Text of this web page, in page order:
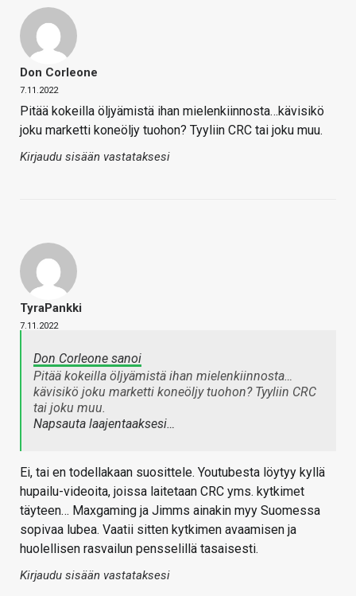
Don Corleone
7.11.2022
Pitää kokeilla öljyämistä ihan mielenkiinnosta…kävisikö
joku marketti koneöljy tuohon? Tyyliin CRC tai joku muu.
Kirjaudu sisään vastataksesi
TyraPankki
7.11.2022
Don Corleone sanoi
Pitää kokeilla öljyämistä ihan mielenkiinnosta…
kävisikö joku marketti koneöljy tuohon? Tyyliin CRC
tai joku muu.
Napsauta laajentaaksesi…
Ei, tai en todellakaan suosittele. Youtubesta löytyy kyllä
hupailu-videoita, joissa laitetaan CRC yms. kytkimet
täyteen… Maxgaming ja Jimms ainakin myy Suomessa
sopivaa lubea. Vaatii sitten kytkimen avaamisen ja
huolellisen rasvailun pensselillä tasaisesti.
Kirjaudu sisään vastataksesi